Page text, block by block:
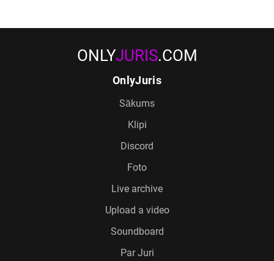
ONLYJURIS.COM
OnlyJuris
Sākums
Klipi
Discord
Foto
Live archive
Upload a video
Soundboard
Par Juri